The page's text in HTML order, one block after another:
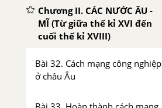
Chương II. CÁC NƯỚC ÂU -
MĨ (Từ giữa thế kỉ XVI đến
cuối thế kỉ XVIII)
Bài 32. Cách mạng công nghiệp
ở châu Âu